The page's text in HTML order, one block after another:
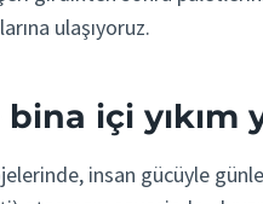
ulaşıyoruz.
içi yıkım
insan gücüyle